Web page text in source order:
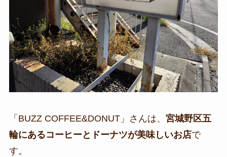
「BUZZ COFFEE&DONUT」さんは、 宮城野区五
輪にあるコーヒーとドーナツが美味しいお店で
す。